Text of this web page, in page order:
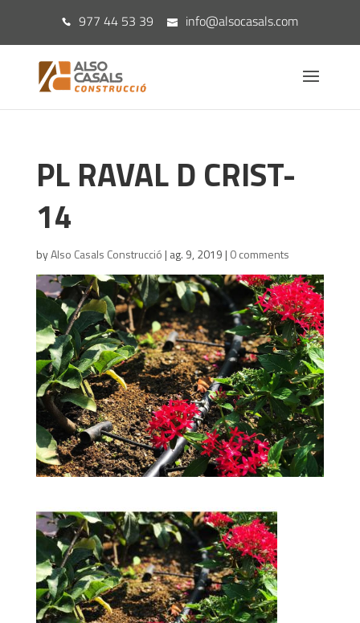
977 44 53 39 info@alsocasals.com
PL RAVAL D CRIST-
14
byAlso Casals Construcció | ag. 9, 2019 | 0 comments